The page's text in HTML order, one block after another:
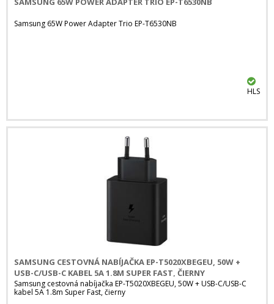
Samsung 65W Power Adapter Trio EP-T6530NB
HLS
SAMSUNG CESTOVNÁ NABÍJAČKA EP-T5020XBEGEU, 50W +
USB-C/USB-C KABEL 5A 1.8M SUPER FAST, ČIERNY
Samsung cestovná nabíjačka EP-T5020XBEGEU, 50W + USB-C/USB-C
kabel 5A 1.8m Super Fast, čierny